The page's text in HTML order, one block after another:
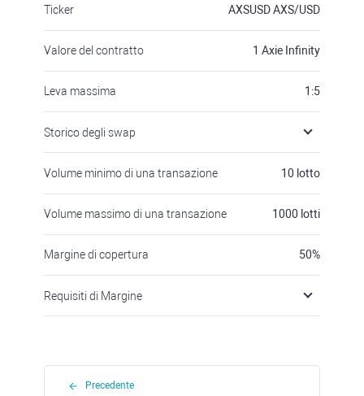
Ticker AXSUSDAXS/USD
Valore del contratto 1 Axie Infinity
Leva massima 1:5
Storico degli swap
Volume minimo di una transazione 10 lotto
Volume massimo di una transazione 1000 lotti
Margine di copertura 50%
Requisiti di Margine
Precedente